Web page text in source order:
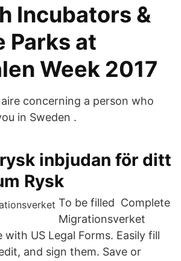
Incubators &
Parks at
Week 2017
concerning a person who
in Sweden .
inbjudan för ditt
Rysk
To be filled Complete
Migrationsverket
US Legal Forms. Easily fill
and sign them. Save or